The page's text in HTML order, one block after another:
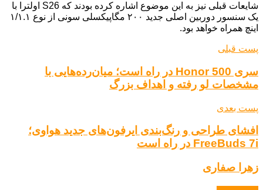
شایعات قبلی نیز به این موضوع اشاره کرده بودند که S26 اولترا با
یک سنسور دوربین اصلی جدید ۲۰۰ مگاپیکسلی سونی از نوع ۱/۱.۱
اینچ همراه خواهد بود.
پست قبلی
سری Honor 500 در راه است؛ میان‌رده‌هایی با
مشخصات لو رفته و اهداف بزرگ
پست بعدی
افشای طراحی و رنگ‌بندی ایرفون‌های جدید هواوی؛
FreeBuds 7i در راه است
زهرا صفاری